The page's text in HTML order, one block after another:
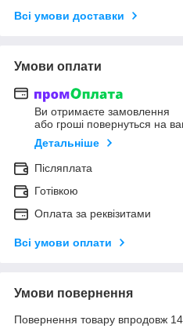
Всі умови доставки
Умови оплати
Ви отримаєте замовлення
або гроші повернуться на
Детальніше
Післяплата
Готівкою
Оплата за реквізитами
Всі умови оплати
Умови повернення
Повернення товару впродовж 14